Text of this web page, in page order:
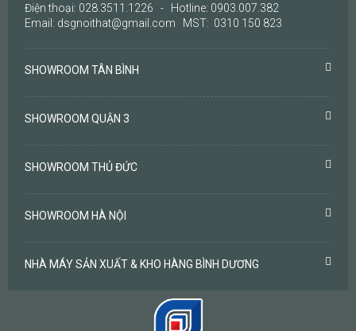
Điện thoại: 028.3511.1226 - Hotline: 0903.007.382
Email: dsgnoithat@gmail.com MST: 0310 150 823
SHOWROOM TÂN BÌNH
SHOWROOM QUẬN 3
SHOWROOM THỦ ĐỨC
SHOWROOM HÀ NỘI
NHÀ MÁY SẢN XUẤT & KHO HÀNG BÌNH DƯƠNG